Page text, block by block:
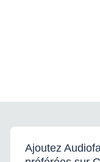
Ajoutez